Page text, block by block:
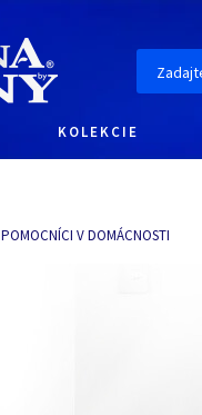
KOLEKCIE
POMOCNÍCI V DOMÁCNOSTI